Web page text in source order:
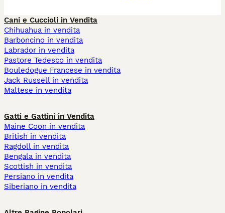
Cani e Cuccioli in Vendita
Chihuahua in vendita
Barboncino in vendita
Labrador in vendita
Pastore Tedesco in vendita
Bouledogue Francese in vendita
Jack Russell in vendita
Maltese in vendita
Gatti e Gattini in Vendita
Maine Coon in vendita
British in vendita
Ragdoll in vendita
Bengala in vendita
Scottish in vendita
Persiano in vendita
Siberiano in vendita